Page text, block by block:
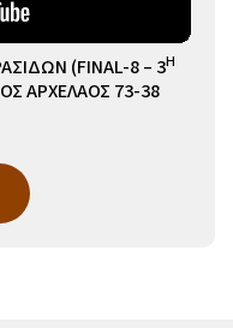
(FINAL-8 – 3Η
ΑΡΧΕΛΑΟΣ 73-38